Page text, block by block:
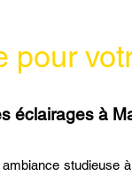
pour
éclairages à
studieuse